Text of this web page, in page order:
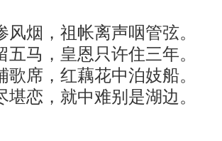
风烟，祖帐离声咽管弦。
五马，皇恩只许住三年。
歌席，红藕花中泊妓船。
堪恋，就中难别是湖边。